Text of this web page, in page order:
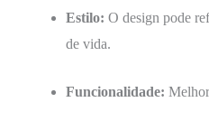
Estilo: O design pode
de vida.
Funcionalidade: